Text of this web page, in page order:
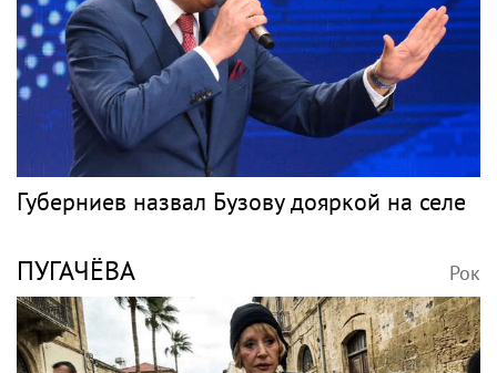
АГУЗАРОВА Рок
Молодой человек, который был на отдыхе